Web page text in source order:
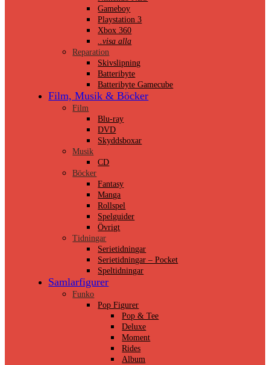
Gameboy
Playstation 3
Xbox 360
..visa alla
Reparation
Skivslipning
Batteribyte
Batteribyte Gamecube
Film, Musik & Böcker
Film
Blu-ray
DVD
Skyddsboxar
Musik
CD
Böcker
Fantasy
Manga
Rollspel
Spelguider
Övrigt
Tidningar
Serietidningar
Serietidningar – Pocket
Speltidningar
Samlarfigurer
Funko
Pop Figurer
Pop & Tee
Deluxe
Moment
Rides
Album